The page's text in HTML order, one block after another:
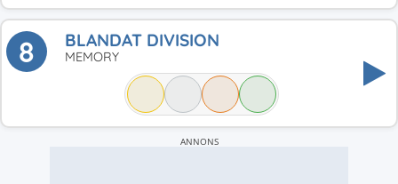
8 BLANDAT DIVISION
MEMORY
ANNONS